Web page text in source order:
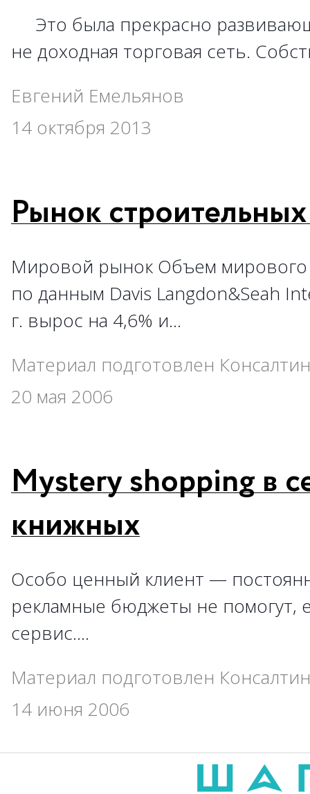
Это была прекрасно
не доходная торговая сеть.
Евгений Емельянов
14 октября 2013
Рынок строительных
Мировой рынок Объем мирового
по данным Davis Langdon&Seah
г. вырос на 4,6% и…
Материал подготовлен
20 мая 2006
Mystery shopping в
книжных
Особо ценный клиент —
рекламные бюджеты не помогут,
сервис.…
Материал подготовлен
14 июня 2006